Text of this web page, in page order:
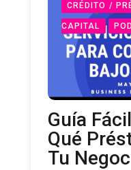
CRÉDITO /
CAPITAL
Guía
Qué
Tu